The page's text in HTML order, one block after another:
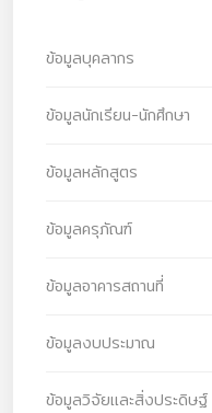
ข้อมูลบุคลากร
ข้อมูลนักเรียน-นักศึกษา
ข้อมูลหลักสูตร
ข้อมูลครุภัณฑ์
ข้อมูลอาคารสถานที่
ข้อมูลงบประมาณ
ข้อมูลวิจัยและสิ่งประดิษฐ์